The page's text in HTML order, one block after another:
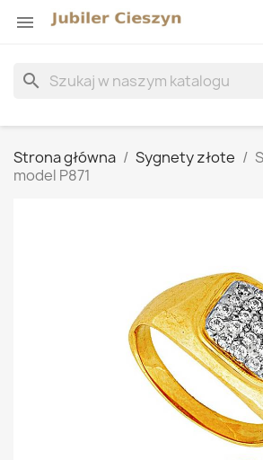

search
Strona główna Sygnety złote
model P871